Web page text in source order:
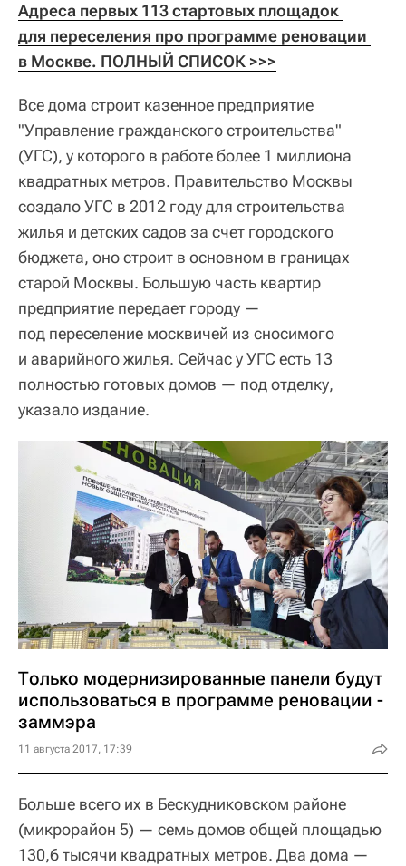
Адреса первых 113 стартовых площадок
для переселения про программе реновации
в Москве. ПОЛНЫЙ СПИСОК >>>
Все дома строит казенное предприятие
"Управление гражданского строительства"
(УГС), у которого в работе более 1 миллиона
квадратных метров. Правительство Москвы
создало УГС в 2012 году для строительства
жилья и детских садов за счет городского
бюджета, оно строит в основном в границах
старой Москвы. Большую часть квартир
предприятие передает городу —
под переселение москвичей из сносимого
и аварийного жилья. Сейчас у УГС есть 13
полностью готовых домов — под отделку,
указало издание.
Только модернизированные панели будут
использоваться в программе реновации -
заммэра
11 августа 2017, 17:39
Больше всего их в Бескудниковском районе
(микрорайон 5) — семь домов общей площадью
130,6 тысячи квадратных метров. Два дома —